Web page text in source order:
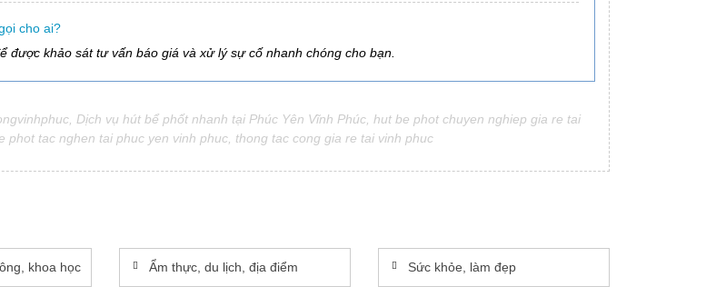
cho ai?
khảo sát tư vấn báo giá và xử lý sự cố nhanh chóng cho bạn.
Dịch vụ hút bể phốt nhanh tại Phúc Yên Vĩnh Phúc, hut be phot chuyen nghiep gia re tai
tac nghen tai phuc yen vinh phuc, thong tac cong gia re tai vinh phuc
khoa học Ẩm thực, du lịch, địa điểm Sức khỏe, làm đẹp